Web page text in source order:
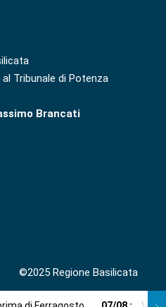
Tribunale di Potenza
Brancati
©2025 Regione Basilicata